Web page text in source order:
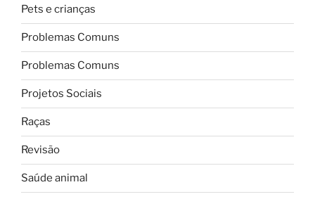
Pets e crianças
Problemas Comuns
Problemas Comuns
Projetos Sociais
Raças
Revisão
Saúde animal